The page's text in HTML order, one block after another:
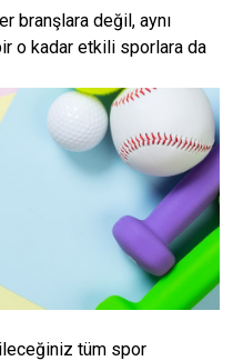
branşlara değil, aynı
o kadar etkili sporlara da
tüm spor